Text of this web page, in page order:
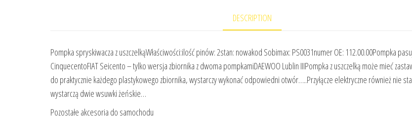
DESCRIPTION
Pompka spryskiwacza z uszczelkąWłaściwości:ilość pinów: 2stan: nowakod Sobimax: PS0031numer OE: 112.00.00Pompka
CinquecentoFIAT Seicento – tylko wersja zbiornika z dwoma pompkamiDAEWOO Lublin IIIPompka z uszczelką może mieć
do praktycznie każdego plastykowego zbiornika, wystarczy wykonać odpowiedni otwór…..Przyłącze elektryczne również nie
wystarczą dwie wsuwki żeńskie…
Pozostałe akcesoria do samochodu